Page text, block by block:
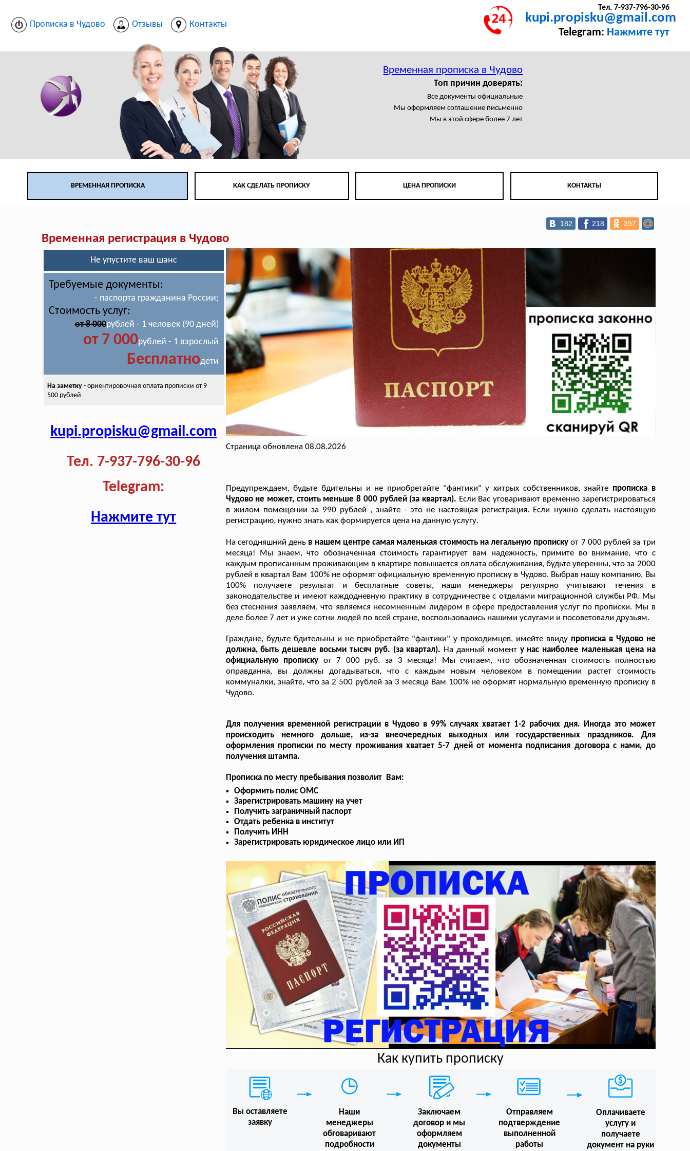
Прописка в Чудово Отзывы Контакты
Тел. 7-937-796-30-96
kupi.propisku@gmail.com
Telegram: Нажмите тут
Временная прописка в Чудово
Топ причин доверять:
Все документы официальные
Мы оформляем соглашение письменно
Мы в этой сфере более 7 лет
ВРЕМЕННАЯ ПРОПИСКА КАК СДЕЛАТЬ ПРОПИСКУ ЦЕНА ПРОПИСКИ КОНТАКТЫ
182 218 397
Временная регистрация в Чудово
Не упустите ваш шанс
Требуемые документы:
- паспорта гражданина России;
Стоимость услуг:
от 8 000рублей - 1 человек (90 дней)
от 7 000рублей - 1 взрослый
Бесплатнодети
На заметку- ориентировочная оплата прописки от 9
500 рублей
kupi.propisku@gmail.com
Тел. 7-937-796-30-96
Telegram:
Нажмите тут
Страница обновлена 08.08.2026
Предупреждаем, будьте бдительны и не приобретайте "фантики" у хитрых собственников, знайте прописка в
Чудово не может, стоить меньше 8 000 рублей (за квартал). Если Вас уговаривают временно зарегистрироваться
в жилом помещении за 990 рублей , знайте - это не настоящая регистрация. Если нужно сделать настоящую
регистрацию, нужно знать как формируется цена на данную услугу.
На сегодняшний день в нашем центре самая маленькая стоимость на легальную пропискуот 7 000 рублей за три
месяца! Мы знаем, что обозначенная стоимость гарантирует вам надежность, примите во внимание, что с
каждым прописанным проживающим в квартире повышается оплата обслуживания, будьте уверенны, что за 2000
рублей в квартал Вам 100% не оформят официальную временную прописку в Чудово. Выбрав нашу компанию, Вы
100% получаете результат и бесплатные советы, наши менеджеры регулярно учитывают течения в
законодательстве и имеют каждодневную практику в сотрудничестве с отделами миграционной службы РФ. Мы
без стеснения заявляем, что являемся несомненным лидером в сфере предоставления услуг по прописки. Мы в
деле более 7 лет и уже сотни людей по всей стране, воспользовались нашими услугами и посоветовали друзьям.
Граждане, будьте бдительны и не приобретайте "фантики" у проходимцев, имейте ввиду прописка в Чудово не
должна, быть дешевле восьми тысяч руб. (за квартал). На данный моменту нас наиболее маленькая цена на
официальную прописку от 7 000 руб. за 3 месяца! Мы считаем, что обозначенная стоимость полностью
оправданна, вы должны догадываться, что с каждым новым человеком в помещении растет стоимость
коммуналки, знайте, что за 2 500 рублей за 3 месяца Вам 100% не оформят нормальную временную прописку в
Чудово.
Для получения временной регистрации в Чудово в 99% случаях хватает 1-2 рабочих дня. Иногда это может
происходить немного дольше, из-за внеочередных выходных или государственных праздников. Для
оформления прописки по месту проживания хватает 5-7 дней от момента подписания договора с нами, до
получения штампа.
Прописка по месту пребывания позволит Вам:
Оформить полис ОМС
Зарегистрировать машину на учет
Получить заграничный паспорт
Отдать ребенка в институт
Получить ИНН
Зарегистрировать юридическое лицо или ИП
Как купить прописку
Вы оставляете
заявку
Наши
менеджеры
обговаривают
подробности
Заключаем
договор и мы
оформляем
документы
Отправляем
подтверждение
выполненной
работы
Оплачиваете
услугу и
получаете
документ на руки